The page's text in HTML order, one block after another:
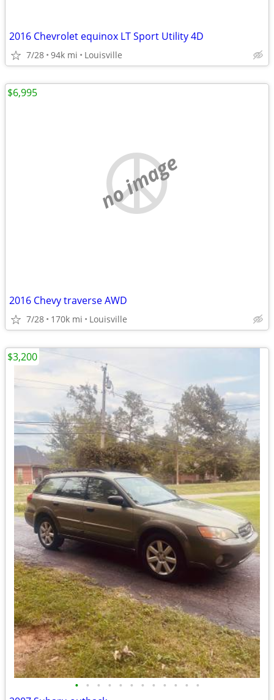
2016 Chevrolet equinox LT Sport Utility 4D
7/28 94k mi Louisville
no image
2016 Chevy traverse AWD
7/28 170k mi Louisville
$6,995
• • • • • • • • • • • •
$3,200